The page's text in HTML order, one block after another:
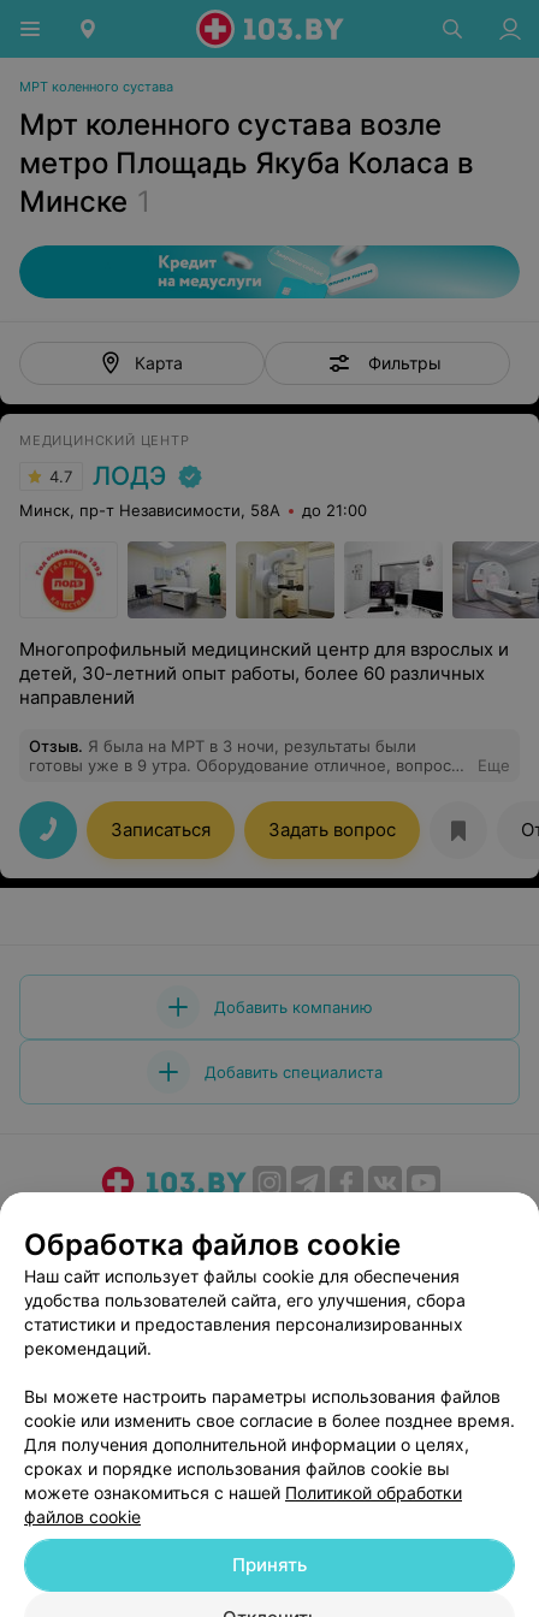
МРТ коленного сустава
Мрт коленного сустава возле
метро Площадь Якуба Коласа в
Минске 1
Карта Фильтры
МЕДИЦИНСКИЙ ЦЕНТР
4.7 ЛОДЭ
Минск, пр-т Независимости, 58А до 21:00
Многопрофильный медицинский центр для взрослых и
детей, 30-летний опыт работы, более 60 различных
направлений
Отзыв. Я была на МРТ в 3 ночи, результаты были
готовы уже в 9 утра. Оборудование отличное, вопросов
Еще
Записаться Задать вопрос
Добавить компанию
Добавить специалиста
Медицинский маркетинг
Публичный договор
Пользовательское соглашение
Способы оплаты
Вакансии
Партнеры
Написать руководителю 103.by
Персональные настройки cookie
Обработка персональных данных
Обработка файлов cookie
Наш сайт использует файлы cookie для обеспечения
удобства пользователей сайта, его улучшения, сбора
статистики и предоставления персонализированных
рекомендаций.
Вы можете настроить параметры использования файлов
cookie или изменить свое согласие в более позднее время.
Для получения дополнительной информации о целях,
сроках и порядке использования файлов cookie вы
можете ознакомиться с нашей Политикой обработки
файлов cookie
Принять